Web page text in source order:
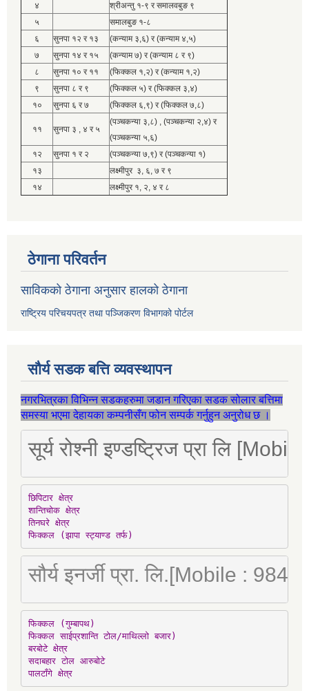
४
श्रीअन्तु १-९ र समालवबुङ ९
५
समालबुङ १-८
६
सुनपा १२ र १३
(कन्याम ३,६) र (कन्याम ४,५)
७
सुनपा १४ र १५
(कन्याम ७) र (कन्याम ८ र ९)
८
सुनपा १० र ११
(फिक्कल १,२) र (कन्याम १,२)
९
सुनपा ८ र ९
(फिक्कल ५) र (फिक्कल ३,४)
१०
सुनपा ६ र ७ (फिक्कल ६,९) र (फिक्कल ७,८)
११ सुनपा ३ , ४ र ५
(पञ्चकन्या ३,८) , (पञ्चकन्या २,४) र
(पञ्चकन्या ५,६)
१२
सुनपा १ र २
(पञ्चकन्या ७,९) र (पञ्चकन्या १)
१३
लक्ष्मीपुर ३, ६, ७ र ९
१४
लक्ष्मीपुर १, २, ४ र ८
ठेगाना परिवर्तन
साविकको ठेगाना अनुसार हालको ठेगाना
राष्ट्रिय परिचयपत्र तथा पञ्जिकरण विभागको पोर्टल
सौर्य सडक बत्ति व्यवस्थापन
नगरभित्रका विभिन्न सडकहरुमा जडान गरिएका सडक सोलार बत्तिमा
समस्या भएमा देहायका कम्पनीसँग फोन सम्पर्क गर्नुहुन अनुरोध छ ।
सूर्य रोश्नी इण्डष्ट्रिज प्रा लि
छिपिटार क्षेत्र
शान्तिचोक क्षेत्र
तिनघरे क्षेत्र
फिक्कल (झापा स्ट्याण्ड तर्फ)
सौर्य इनर्जी प्रा. लि.[Mobile :
फिक्कल (गुम्बापथ)
फिक्कल साईप्रशान्ति टोल/माथिल्लो बजार)
बरबोटे क्षेत्र
सदाबहार टोल आरुबोटे
पालटाँगे क्षेत्र